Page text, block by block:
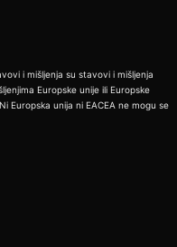
i mišljenja su stavovi i mišljenja
Europske unije ili Europske
Europska unija ni EACEA ne mogu se